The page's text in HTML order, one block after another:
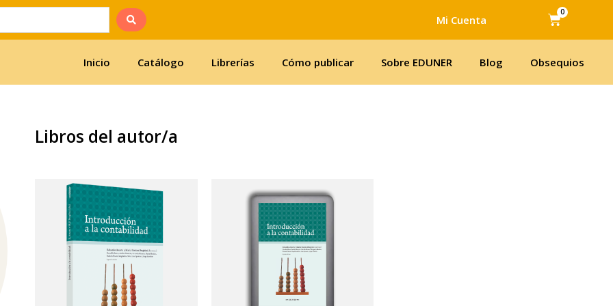
Mi Cuenta
0
Cart
Inicio Catálogo Librerías Cómo publicar Sobre EDUNER Blog Obsequios
Libros del autor/a